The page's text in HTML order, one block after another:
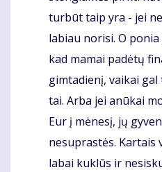
turbūt taip yra - jei
labiau norisi. O
kad mamai padėtų
gimtadienį, vaikai
tai. Arba jei anūkai
Eur į mėnesį, jų
nesuprastės. Kartais
labai kuklūs ir